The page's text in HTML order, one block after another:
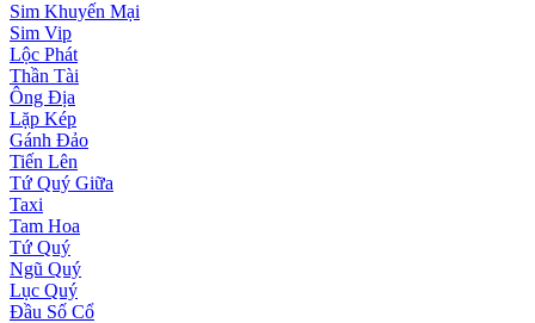
Sim Khuyến Mại
Sim Vip
Lộc Phát
Thần Tài
Ông Địa
Lặp Kép
Gánh Đảo
Tiến Lên
Tứ Quý Giữa
Taxi
Tam Hoa
Tứ Quý
Ngũ Quý
Lục Quý
Đầu Số Cổ